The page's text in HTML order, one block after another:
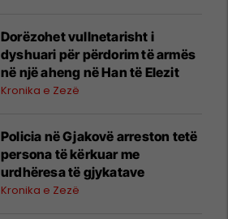
Dorëzohet vullnetarisht i
dyshuari për përdorim të armës
në një aheng në Han të Elezit
Kronika e Zezë
Policia në Gjakovë arreston tetë
persona të kërkuar me
urdhëresa të gjykatave
Kronika e Zezë